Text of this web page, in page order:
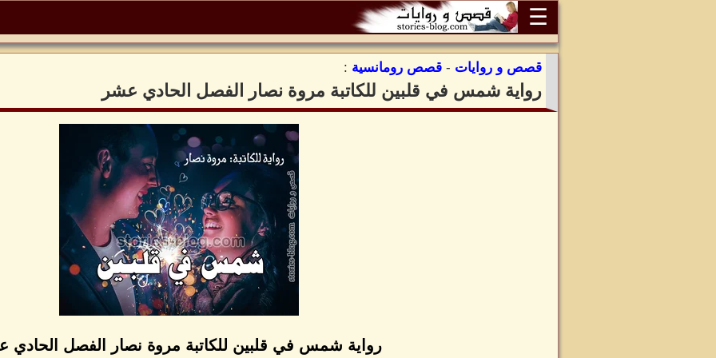
☰
قصص و روايات - قصص رومانسية :
رواية شمس في قلبين للكاتبة مروة نصار الفصل الحادي عشر
رواية شمس في قلبين للكاتبة مروة نصار الفصل الحادي